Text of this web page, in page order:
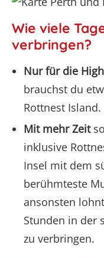
Wie viele
verbringen?
Nur für die
brauchst du
Rottnest Island.
Mit mehr Zeit
inklusive
Insel mit dem
berühmteste
ansonsten
Stunden in der
zu verbringen.